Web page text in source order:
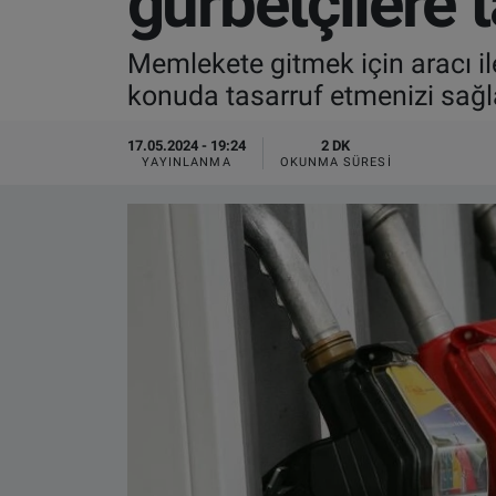
Memlekete gitmek için aracı
konuda tasarruf etmenizi
17.05.2024 - 19:24
YAYINLANMA
2 DK
OKUNMA SÜRESI
VIDEO GALERİ
ALGEMENE VOORWAARDEN
CONTACT
Çerez Politikası